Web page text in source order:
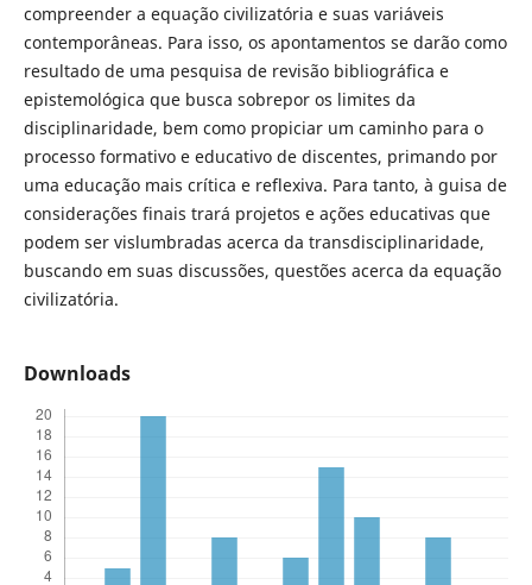
compreender a equação civilizatória e suas variáveis
contemporâneas. Para isso, os apontamentos se darão como
resultado de uma pesquisa de revisão bibliográfica e
epistemológica que busca sobrepor os limites da
disciplinaridade, bem como propiciar um caminho para o
processo formativo e educativo de discentes, primando por
uma educação mais crítica e reflexiva. Para tanto, à guisa de
considerações finais trará projetos e ações educativas que
podem ser vislumbradas acerca da transdisciplinaridade,
buscando em suas discussões, questões acerca da equação
civilizatória.
Downloads